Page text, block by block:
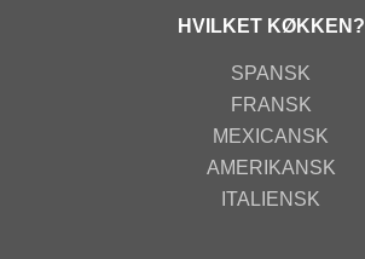
HVILKET KØKKEN?
SPANSK
FRANSK
MEXICANSK
AMERIKANSK
ITALIENSK